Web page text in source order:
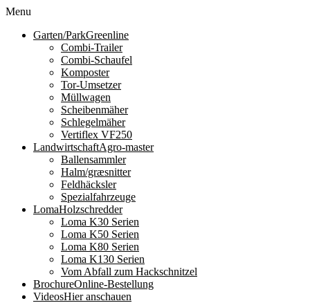
Menu
Garten/ParkGreenline
Combi-Trailer
Combi-Schaufel
Komposter
Tor-Umsetzer
Müllwagen
Scheibenmäher
Schlegelmäher
Vertiflex VF250
LandwirtschaftAgro-master
Ballensammler
Halm/græsnitter
Feldhäcksler
Spezialfahrzeuge
LomaHolzschredder
Loma K30 Serien
Loma K50 Serien
Loma K80 Serien
Loma K130 Serien
Vom Abfall zum Hackschnitzel
BrochureOnline-Bestellung
VideosHier anschauen